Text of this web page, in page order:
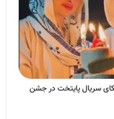
سریال پایتخت در جشن